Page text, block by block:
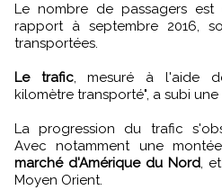
Le nombre de passagers est
rapport à septembre 2016,
transportées.
Le trafic, mesuré à l'aide
kilomètre transporté", a subi une
La progression du trafic
Avec notamment une
marché d'Amérique du Nord,
Moyen Orient.